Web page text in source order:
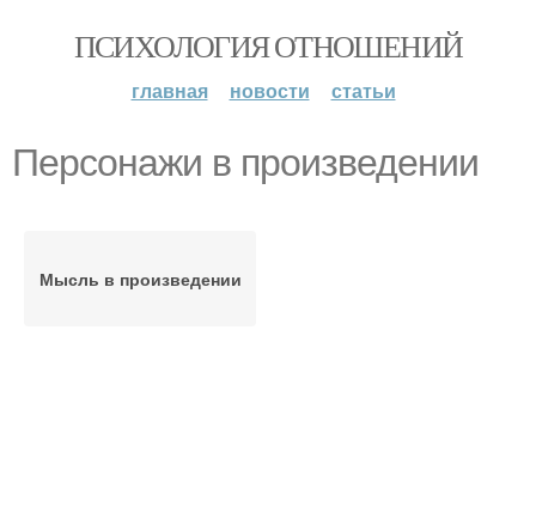
ПСИХОЛОГИЯ ОТНОШЕНИЙ
главная новости статьи
Персонажи в произведении
Мысль в произведении